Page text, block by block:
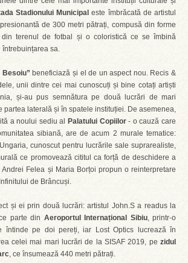
Stadionului Municipal este îmbrăcată de artistul
de 300 metri pătrați, compusă din forme
din terenul de fotbal și o coloristică ce se îmbină
întrebuințarea sa.
Besoiu” beneficiază și el de un aspect nou. Recis &
unii dintre cei mai cunoscuți și bine cotați artiști
și-au pus semnătura pe două lucrări de mari
partea laterală și în spatele instituției. De asemenea,
a noului sediu al
Palatului Copiilor- o cauză care
sibiană, are de acum 2 murale tematice:
cunoscut pentru lucrările sale suprarealiste,
ce promovează cititul ca forță de deschidere a
Felea și Maria Borțoi propun o reinterpretare
de Brâncuși.
și ei prin două lucrări: artistul John.S a readus la
parte din Aeroportul Internațional Sibiu, printr-o
întinde pe doi pereți, iar Lost Optics lucrează în
celei mai mari lucrări de la SISAF 2019, pe zidul
, ce însumează 440 metri pătrați.